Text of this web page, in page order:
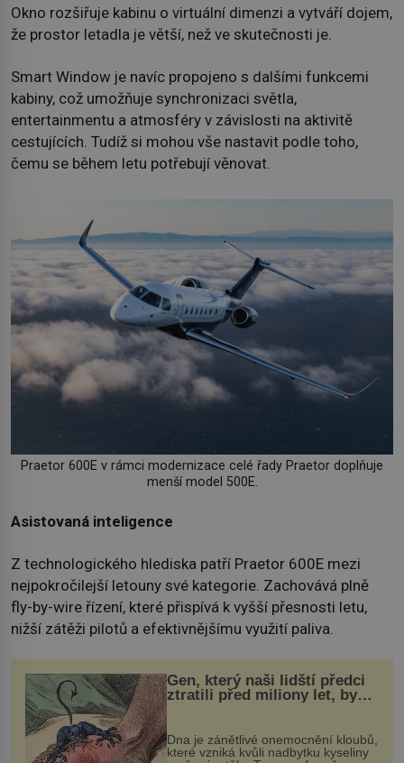
Okno rozšiřuje kabinu o virtuální dimenzi a vytváří dojem,
že prostor letadla je větší, než ve skutečnosti je.
Smart Window je navíc propojeno s dalšími funkcemi
kabiny, což umožňuje synchronizaci světla,
entertainmentu a atmosféry v závislosti na aktivitě
cestujících. Tudíž si mohou vše nastavit podle toho,
čemu se během letu potřebují věnovat.
Praetor 600E v rámci modernizace celé řady Praetor doplňuje
menší model 500E.
Asistovaná inteligence
Z technologického hlediska patří Praetor 600E mezi
nejpokročilejší letouny své kategorie. Zachovává plně
fly-by-wire řízení, které přispívá k vyšší přesnosti letu,
nižší zátěži pilotů a efektivnějšímu využití paliva.
Gen, který naši lidští předci
ztratili před miliony let, by
mohl pomoci s léčbou
„nemoci králů“
Dna je zánětlivé onemocnění kloubů,
které vzniká kvůli nadbytku kyseliny